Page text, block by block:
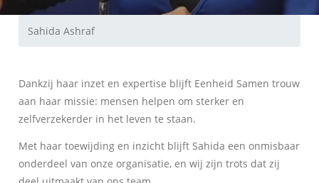
Sahida Ashraf
Dankzij haar inzet en expertise blijft Eenheid Samen trouw
aan haar missie: mensen helpen om sterker en
zelfverzekerder in het leven te staan.
Met haar toewijding en inzicht blijft Sahida een onmisbaar
onderdeel van onze organisatie, en wij zijn trots dat zij